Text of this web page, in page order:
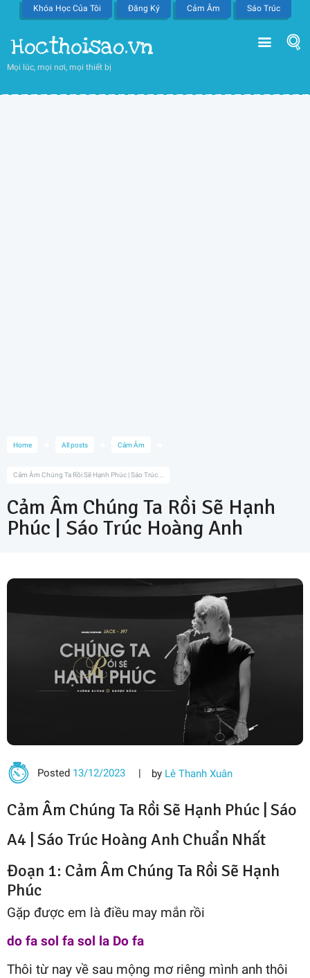
Khóa Học Của Tôi Đăng Ký Cảm Âm Sáo Trúc
Hocthoisao.vn
Mọi lúc, mọi nơi, mọi thiết bị
Home All posts Cảm Âm
Cảm Âm Chúng Ta Rồi Sẽ Hạnh Phúc | Sáo Trúc...
Cảm Âm Chúng Ta Rồi Sẽ Hạnh
Phúc | Sáo Trúc Hoàng Anh
Posted 13/12/2023 by Lê Thanh Xuân
Cảm Âm Chúng Ta Rồi Sẽ Hạnh Phúc | Sáo
A4 | Sáo Trúc Hoàng Anh Chuẩn Nhất
Đoạn 1: Cảm Âm Chúng Ta Rồi Sẽ Hạnh
Phúc
Gặp được em là điều may mắn rồi
do fa sol fa sol la Do fa
Thôi từ nay về sau mộng mơ riêng mình anh thôi